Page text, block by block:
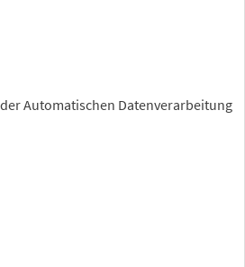
Automatischen Datenverarbeitung